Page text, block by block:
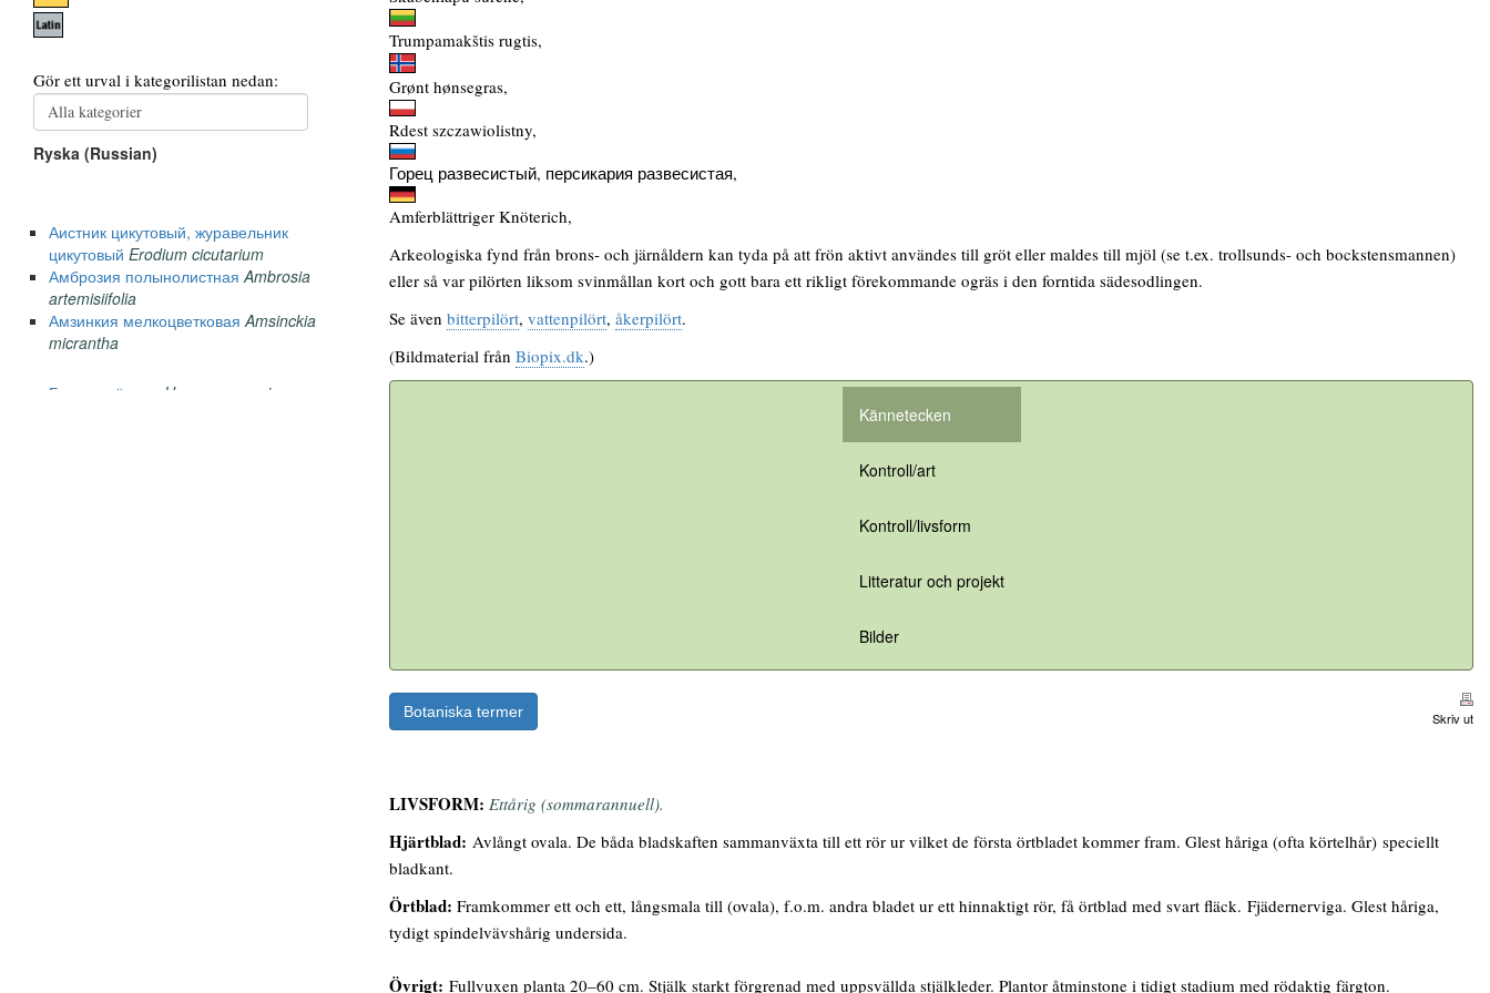
Trumpamakštis rugtis,
Grønt hønsegras,
Rdest szczawiolistny,
Горец развесистый, персикария развесистая,
Amferblättriger Knöterich,
Arkeologiska fynd från brons- och järnåldern kan tyda på att frön aktivt användes till gröt eller maldes till mjöl (se t.ex. trollsunds- och bockstensmannen)
eller så var pilörten liksom svinmållan kort och gott bara ett rikligt förekommande ogräs i den forntida sädesodlingen.
Se även bitterpilört, vattenpilört, åkerpilört.
(Bildmaterial från Biopix.dk.)
Kännetecken
Kontroll/art
Kontroll/livsform
Litteratur och projekt
Bilder
Botaniska termer Skriv ut
LIVSFORM: Ettårig (sommarannuell).
Hjärtblad: Avlångt ovala. De båda bladskaften sammanväxta till ett rör ur vilket de första örtbladet kommer fram. Glest håriga (ofta körtelhår) speciellt
bladkant.
Örtblad: Framkommer ett och ett, långsmala till (ovala), f.o.m. andra bladet ur ett hinnaktigt rör, få örtblad med svart fläck. Fjädernerviga. Glest håriga,
tydigt spindelvävshårig undersida.
Övrigt: Fullvuxen planta 20–60 cm. Stjälk starkt förgrenad med uppsvällda stjälkleder. Plantor åtminstone i tidigt stadium med rödaktig färgton.